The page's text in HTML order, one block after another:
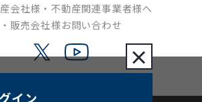
イン
×
会社様・不動産関連事業者様へ
販売会社様お問い合わせ